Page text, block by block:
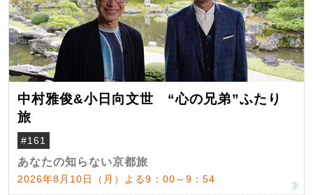
中村雅俊&小日向文世 “心の兄弟”ふたり
旅
#161
あなたの知らない京都旅
2026年8月10日（月）よる9：00～9：54